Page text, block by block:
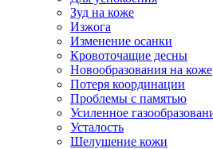
Зуд на коже
Изжога
Изменение осанки
Кровоточащие десны
Новообразования на коже
Потеря координации
Проблемы с памятью
Усиленное
Усталость
Шелушение кожи